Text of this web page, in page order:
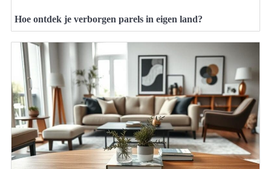
Hoe ontdek je verborgen parels in eigen land?